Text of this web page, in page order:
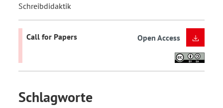
Schreibdidaktik
Call for Papers Open Access
Schlagworte